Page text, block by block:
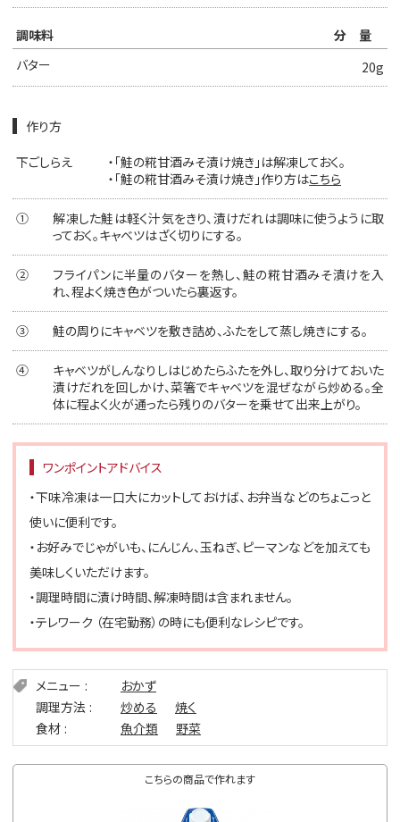
調味料
分量
バター
20g
作り方
下ごしらえ
・「鮭の糀甘酒みそ漬け焼き」は解凍しておく。
・「鮭の糀甘酒みそ漬け焼き」作り方はこちら
①
解凍した鮭は軽く汁気をきり、漬けだれは調味に使うように取
っておく。キャベツはざく切りにする。
②
フライパンに半量のバターを熱し、鮭の糀甘酒みそ漬けを入
れ、程よく焼き色がついたら裏返す。
③ 鮭の周りにキャベツを敷き詰め、ふたをして蒸し焼きにする。
④
キャベツがしんなりしはじめたらふたを外し、取り分けておいた
漬けだれを回しかけ、菜箸でキャベツを混ぜながら炒める。全
体に程よく火が通ったら残りのバターを乗せて出来上がり。
ワンポイントアドバイス
・下味冷凍は一口大にカットしておけば、お弁当などのちょこっと
使いに便利です。
・お好みでじゃがいも、にんじん、玉ねぎ、ピーマンなどを加えても
美味しくいただけます。
・調理時間に漬け時間、解凍時間は含まれません。
・テレワーク （在宅勤務）の時にも便利なレシピです。
メニュー
おかず
調理方法
炒める
焼く
食材
魚介類 野菜
こちらの商品で作れます